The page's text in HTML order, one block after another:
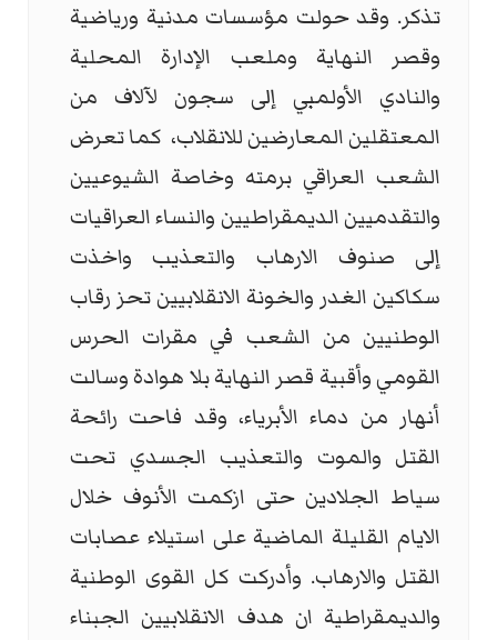
تذكر. وقد حولت مؤسسات مدنية ورياضية
وقصر النهاية وملعب الإدارة المحلية
والنادي الأولمبي إلى سجون لآلاف من
المعتقلين المعارضين للانقلاب، كما تعرض
الشعب العراقي برمته وخاصة الشيوعيين
والتقدميين الديمقراطيين والنساء العراقيات
إلى صنوف الارهاب والتعذيب واخذت
سكاكين الغدر والخونة الانقلابيين تحز رقاب
الوطنيين من الشعب في مقرات الحرس
القومي وأقبية قصر النهاية بلا هوادة وسالت
أنهار من دماء الأبرياء، وقد فاحت رائحة
القتل والموت والتعذيب الجسدي تحت
سياط الجلادين حتى ازكمت الأنوف خلال
الايام القليلة الماضية على استيلاء عصابات
القتل والارهاب. وأدركت كل القوى الوطنية
والديمقراطية ان هدف الانقلابيين الجبناء